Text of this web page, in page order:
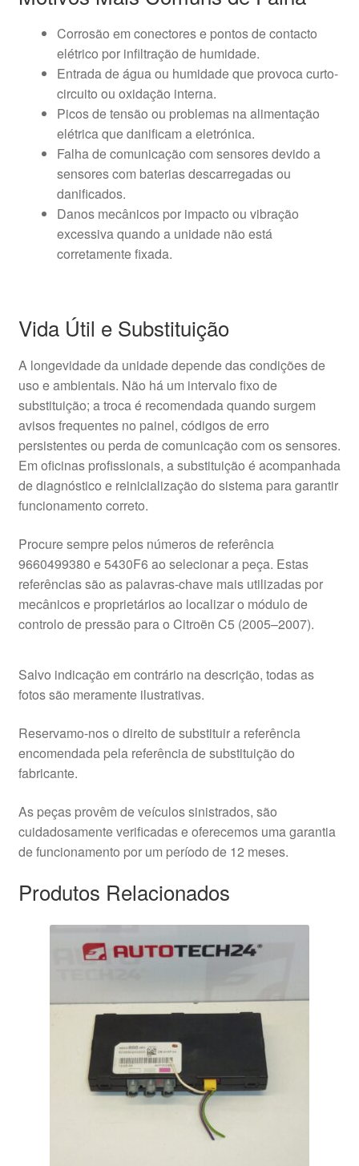
Corrosão em conectores e pontos de contacto
elétrico por infiltração de humidade.
Entrada de água ou humidade que provoca curto-
circuito ou oxidação interna.
Picos de tensão ou problemas na alimentação
elétrica que danificam a eletrónica.
Falha de comunicação com sensores devido a
sensores com baterias descarregadas ou
danificados.
Danos mecânicos por impacto ou vibração
excessiva quando a unidade não está
corretamente fixada.
Vida Útil e Substituição
A longevidade da unidade depende das condições de
uso e ambientais. Não há um intervalo fixo de
substituição; a troca é recomendada quando surgem
avisos frequentes no painel, códigos de erro
persistentes ou perda de comunicação com os sensores.
Em oficinas profissionais, a substituição é acompanhada
de diagnóstico e reinicialização do sistema para garantir
funcionamento correto.
Procure sempre pelos números de referência
9660499380 e 5430F6 ao selecionar a peça. Estas
referências são as palavras-chave mais utilizadas por
mecânicos e proprietários ao localizar o módulo de
controlo de pressão para o Citroën C5 (2005–2007).
Salvo indicação em contrário na descrição, todas as
fotos são meramente ilustrativas.
Reservamo-nos o direito de substituir a referência
encomendada pela referência de substituição do
fabricante.
As peças provêm de veículos sinistrados, são
cuidadosamente verificadas e oferecemos uma garantia
de funcionamento por um período de 12 meses.
Produtos Relacionados